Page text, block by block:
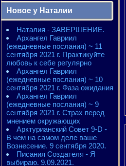
2010 - энергии месяцев
2010 - ЭНЕРГИИ года
2011 - энергии месяцев
2011 - ЭНЕРГИИ года
2012 - энергии месяцев
2012 - ЭНЕРГИИ года
2013 - энергии месяцев
2013 - ЭНЕРГИИ года
2014 - энергии месяцев
2014 - ЭНЕРГИИ года
2015 - энергии месяцев
2015 - ЭНЕРГИИ года
Новое у Наталии
Наталия - ЗАВЕРШЕНИЕ.
Архангел Гавриил
(ежедневные послания) ~ 11
сентября 2021 г. Практикуйте
любовь к себе регулярно
Архангел Гавриил
(ежедневные послания) ~ 10
сентября 2021 г. Фаза ожидания
Архангел Гавриил
(ежедневные послания) ~ 9
сентября 2021 г. Страх перед
мнением окружающих
Арктурианский Совет 9-D -
В чем на самом деле ваше
Вознесение. 9 сентября 2020.
Писания Создателя - Я
выбираю. 9.09.2021.